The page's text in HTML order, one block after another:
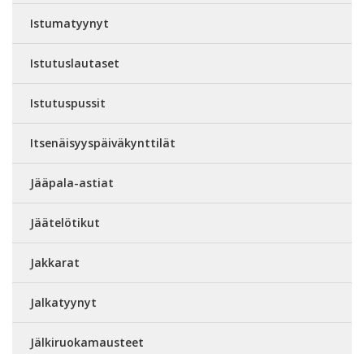
Istumatyynyt
Istutuslautaset
Istutuspussit
Itsenäisyyspäiväkynttilät
Jääpala-astiat
Jäätelötikut
Jakkarat
Jalkatyynyt
Jälkiruokamausteet